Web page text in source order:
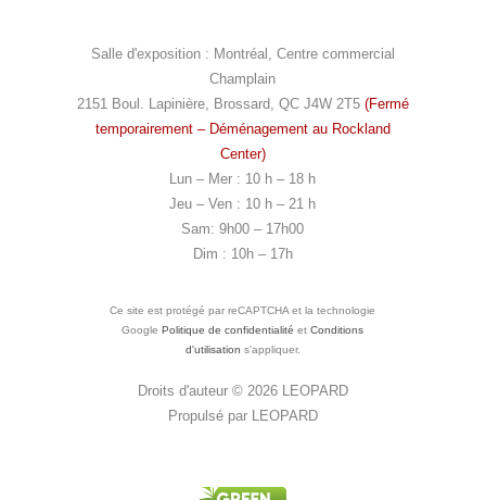
Salle d'exposition : Montréal, Centre commercial
Champlain
2151 Boul. Lapinière, Brossard, QC J4W 2T5 (Fermé
temporairement – Déménagement au Rockland
Center)
Lun – Mer : 10 h – 18 h
Jeu – Ven : 10 h – 21 h
Sam: 9h00 – 17h00
Dim : 10h – 17h
Ce site est protégé par reCAPTCHA et la technologie
GooglePolitique de confidentialité etConditions
d'utilisation s'appliquer.
Droits d'auteur © 2026
LEOPARD
Propulsé par LEOPARD